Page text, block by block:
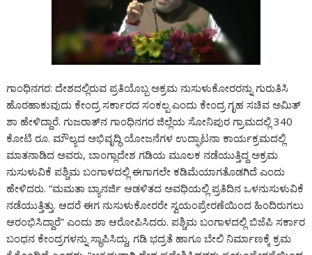
ಗಾಂಧಿನಗರ: ದೇಶದಲ್ಲಿರುವ ಪ್ರತಿಯೊಬ್ಬ ಅಕ್ರಮ ನುಸುಳುಕೋರರನ್ನು ಗುರುತಿಸಿ
ಹೊರಹಾಕುವುದು ಕೇಂದ್ರ ಸರ್ಕಾರದ ಸಂಕಲ್ಪ ಎಂದು ಕೇಂದ್ರ ಗೃಹ ಸಚಿವ ಅಮಿತ್
ಶಾ ಹೇಳಿದ್ದಾರೆ. ಗುಜರಾತ್‌ನ ಗಾಂಧಿನಗರ ಜಿಲ್ಲೆಯ ಸೋನಿಪುರ ಗ್ರಾಮದಲ್ಲಿ 340
ಕೋಟಿ ರೂ. ಮೌಲ್ಯದ ಅಭಿವೃದ್ಧಿ ಯೋಜನೆಗಳ ಉದ್ಘಾಟನಾ ಕಾರ್ಯಕ್ರಮದಲ್ಲಿ
ಮಾತನಾಡಿದ ಅವರು, ಬಾಂಗ್ಲಾದೇಶ ಗಡಿಯ ಮೂಲಕ ನಡೆಯುತ್ತಿದ್ದ ಅಕ್ರಮ
ನುಸುಳುವಿಕೆ ಪಶ್ಚಿಮ ಬಂಗಾಳದಲ್ಲಿ ಈಗಾಗಲೇ ಕಡಿಮೆಯಾಗತೊಡಗಿದೆ ಎಂದು
ಹೇಳಿದರು. “ಮಮತಾ ಬ್ಯಾನರ್ಜಿ ಆಡಳಿತದ ಅವಧಿಯಲ್ಲಿ ಪ್ರತಿದಿನ ಒಳನುಸುಳುವಿಕೆ
ನಡೆಯುತ್ತಿತ್ತು. ಆದರೆ ಈಗ ನುಸುಳುಕೋರರೇ ಸ್ವಯಂಪ್ರೇರಣೆಯಿಂದ ಹಿಂದಿರುಗಲು
ಆರಂಭಿಸಿದ್ದಾರೆ” ಎಂದು ಶಾ ಆರೋಪಿಸಿದರು. ಪಶ್ಚಿಮ ಬಂಗಾಳದಲ್ಲಿ ಬಿಜೆಪಿ ಸರ್ಕಾರ
ಬಂಧನ ಕೇಂದ್ರಗಳನ್ನು ಸ್ಥಾಪಿಸಿದ್ದು, ಗಡಿ ಭದ್ರತೆ ಹಾಗೂ ಬೇಲಿ ನಿರ್ಮಾಣಕ್ಕೆ ಕ್ರಮ